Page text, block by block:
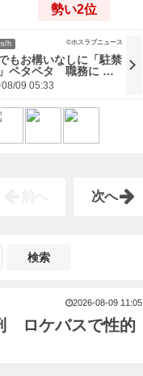
勢い2位
もお構いなしに「駐禁
ペタペタ 職務に …
08/09 05:33
h ©ホスラブニュース
次へ
検索
ロケバスで性的
2026-08-09 11:05